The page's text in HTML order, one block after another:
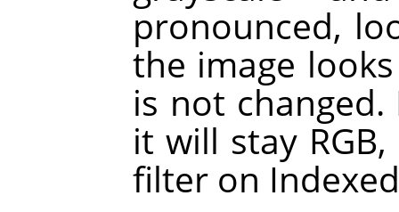
pronounced,
the image
is not
it will stay
filter on